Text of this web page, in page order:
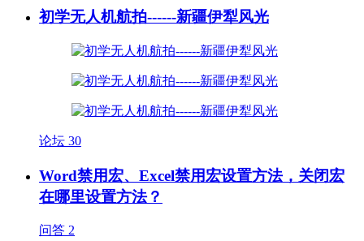
初学无人机航拍------新疆伊犁风光
论坛 30
Word禁用宏、Excel禁用宏设置方法，关闭宏
在哪里设置方法？
问答 2